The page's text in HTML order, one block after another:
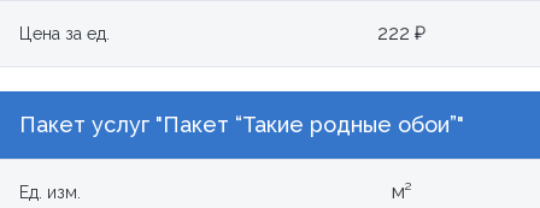
Цена за ед. 222 ₽
Пакет услуг "Пакет “Такие родные обои”"
Ед. изм. м²